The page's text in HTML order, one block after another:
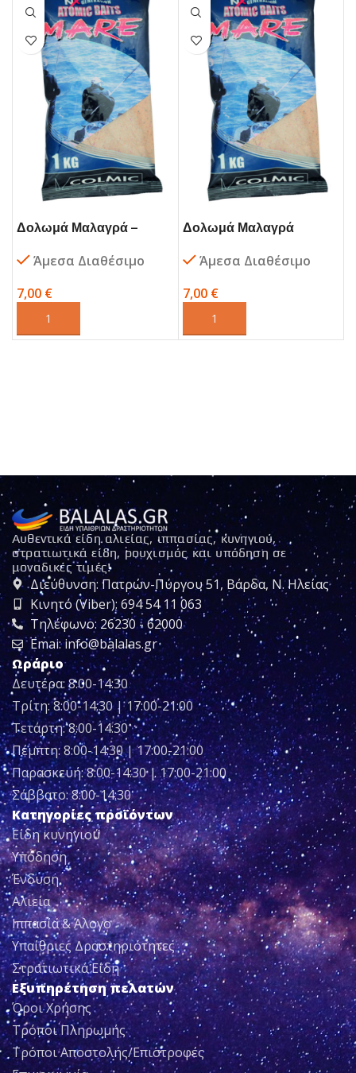
Δολωμά Μαλαγρά –
Άμεσα Διαθέσιμο
7,00 €
Δολωμά Μαλαγρά
Άμεσα Διαθέσιμο
7,00 €
Αυθεντικά είδη αλιείας, ιππασίας, κυνηγιού,
στρατιωτικά είδη, ρουχισμός και υπόδηση σε
μοναδικές τιμές!
Διεύθυνση: Πατρών-Πύργου 51, Βάρδα, Ν. Ηλείας
Κινητό (Viber): 694 54 11 063
Τηλέφωνο: 26230 - 62000
Emai: info@balalas.gr
Ωράριο
Δευτέρα: 8:00-14:30
Τρίτη: 8:00-14:30 | 17:00-21:00
Τετάρτη: 8:00-14:30
Πέμπτη: 8:00-14:30 | 17:00-21:00
Παρασκευή: 8:00-14:30 | 17:00-21:00
Σάββατο: 8:00-14:30
Κατηγορίες προϊόντων
Είδη κυνηγιού
Υπόδηση
Ένδυση
Αλιεία
Ιππασία & Άλογο
Υπαίθριες Δραστηριότητες
Στρατιωτικά Είδη
Εξυπηρέτηση πελατών
Όροι Χρήσης
Τρόποι Πληρωμής
Τρόποι Αποστολής/Επιστροφές